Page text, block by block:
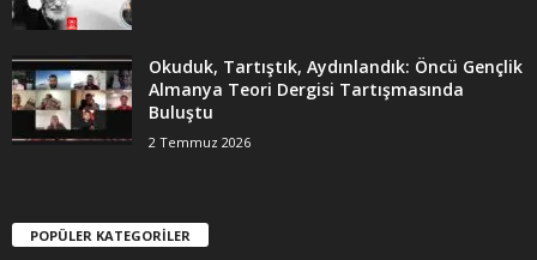
Okuduk, Tartıştık, Aydınlandık: Öncü Gençlik
Almanya Teori Dergisi Tartışmasında
Buluştu
2 Temmuz 2026
POPÜLER KATEGORİLER